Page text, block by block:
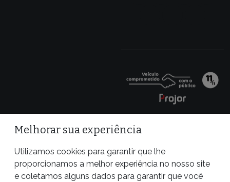
Melhorar sua experiência
Utilizamos cookies para garantir que lhe
proporcionamos a melhor experiência no nosso site
e coletamos alguns dados para garantir que você